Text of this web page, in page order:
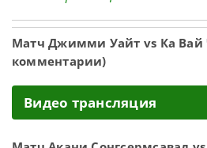
Матч Джимми Уайт vs Ка Вай
комментарии)
Видео трансляция